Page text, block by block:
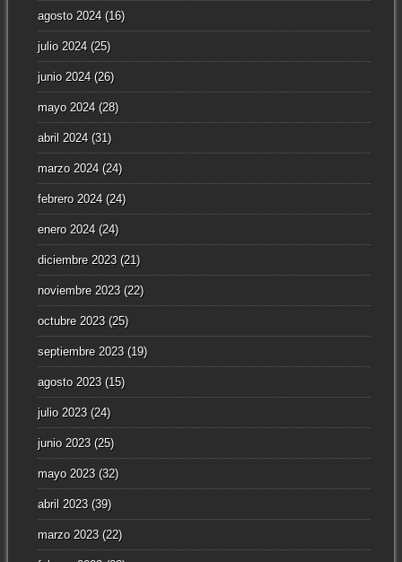
agosto 2024(16)
julio 2024(25)
junio 2024(26)
mayo 2024(28)
abril 2024(31)
marzo 2024(24)
febrero 2024(24)
enero 2024(24)
diciembre 2023(21)
noviembre 2023(22)
octubre 2023(25)
septiembre 2023(19)
agosto 2023(15)
julio 2023(24)
junio 2023(25)
mayo 2023(32)
abril 2023(39)
marzo 2023(22)